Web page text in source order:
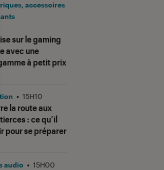
sur le gaming
avec une
à petit prix
accessoires
la route aux
: ce qu’il
pour se préparer
• 15H10
audio • 15H00